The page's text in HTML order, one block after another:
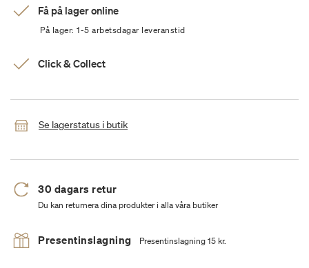
Få på lager online
På lager: 1-5 arbetsdagar leveranstid
Click & Collect
Se lagerstatus i butik
30 dagars retur
Du kan returnera dina produkter i alla våra butiker
Presentinslagning Presentinslagning 15 kr.